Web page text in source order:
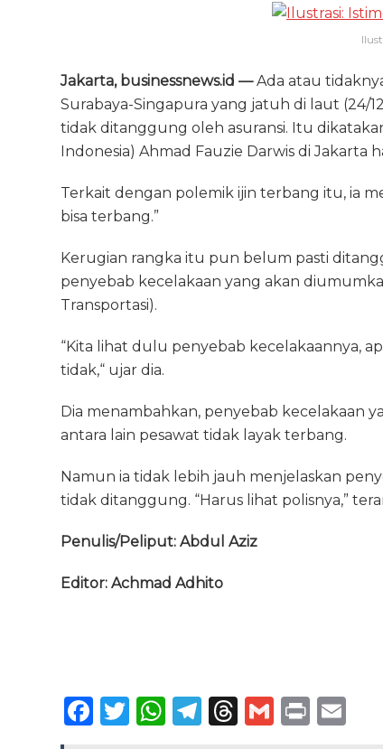
b
o
o
r
A
p
p
ra
m
d
s
ai n ai
Jakarta, businessnews.id —Ada atau
Surabaya-Singapura yang jatuh di laut (24/
tidak ditanggung oleh asuransi. Itu
Indonesia) Ahmad Fauzie Darwis di Jakarta
Terkait dengan polemik ijin terbang itu, ia
bisa terbang.”
Kerugian rangka itu pun belum pasti
penyebab kecelakaan yang akan
Transportasi).
“Kita lihat dulu penyebab kecelakaannya,
tidak,“ ujar dia.
Dia menambahkan, penyebab kecelakaan
antara lain pesawat tidak layak terbang.
Namun ia tidak lebih jauh menjelaskan
tidak ditanggung. “Harus lihat polisnya,”
Penulis/Peliput: Abdul Aziz
Editor: Achmad Adhito
F
T
W T
T
G P